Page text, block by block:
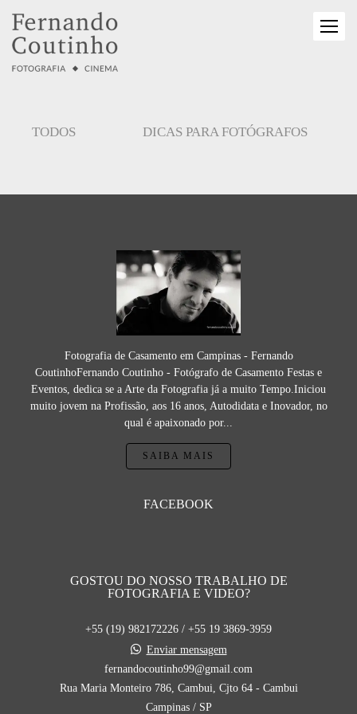
TODOS DICAS PARA FOTÓGRAFOS
Fotografia de Casamento em Campinas - Fernando
CoutinhoFernando Coutinho - Fotógrafo de Casamento Festas e
Eventos, dedica se a Arte da Fotografia já a muito Tempo.Iniciou
muito jovem na Profissão, aos 16 anos, Autodidata e Inovador, no
qual é apaixonado por...
SAIBA MAIS
FACEBOOK
GOSTOU DO NOSSO TRABALHO DE
FOTOGRAFIA E VIDEO?
+55 (19) 982172226 / +55 19 3869-3959
Enviar mensagem
fernandocoutinho99@gmail.com
Rua Maria Monteiro 786, Cambui, Cjto 64 - Cambui
Campinas / SP